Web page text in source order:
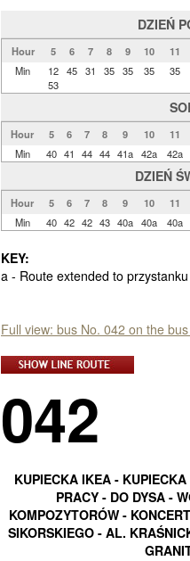
DZIEŃ
Hour 5 6 7 8 9 10
11
Min
12
53
45 31 35 35 35 35
Hour 5 6 7 8 9 10
11
Min
40 41 44 44 41a 42a 42a
DZIEŃ
Hour 5 6 7 8 9 10
11
Min
40 42 42 43 40a 40a 40a
KEY:
a - Route extended to
Full view: bus No. 042 on the
042
KUPIECKA IKEA -
PRACY - DO DYSA -
KOMPOZYTORÓW -
SIKORSKIEGO - AL.